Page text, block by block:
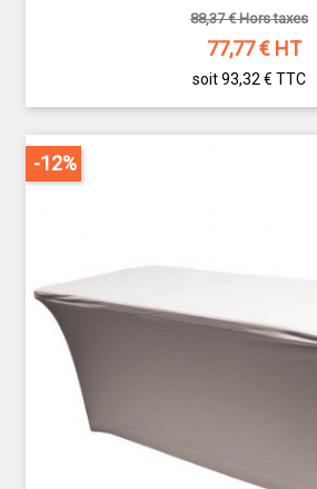
88,37 € Hors taxes
77,77€ HT
soit 93,32 € TTC
-12%